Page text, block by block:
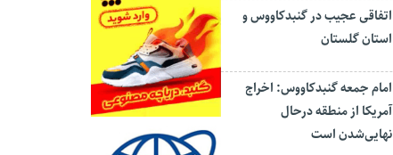
اتفاقی عجیب در‌ گنبدکاووس و
استان گلستان
امام جمعه گنبدکاووس: اخراج
آمریکا از منطقه درحال
نهایی‌شدن است